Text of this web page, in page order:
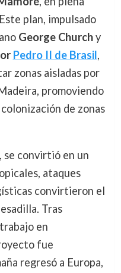
plan, impulsado
George Churchy
Pedro II de Brasil,
zonas aisladas por
promoviendo
de zonas
se convirtió en un
ataques
convirtieron el
Tras
en
fue
regresó a Europa,